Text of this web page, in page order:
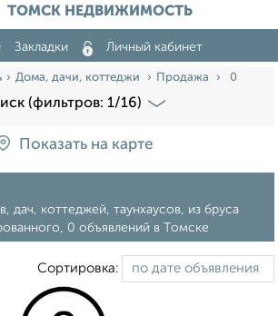
ТОМСК НЕДВИЖИМОСТЬ
Закладки Личный кабинет
Дома, дачи, коттеджи Продажа 0
(фильтров: 1/16)
Показать на карте
дач, коттеджей, таунхаусов, из бруса
0 объявлений в Томске
Сортировка: